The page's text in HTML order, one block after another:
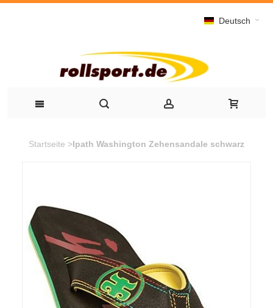
Deutsch
Startseite >Ipath Washington Zehensandale schwarz